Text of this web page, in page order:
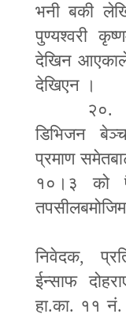
भनी बकी
पुण्यश्वरी
देखिन आएकाले
देखिएन ।
२०.
डिभिजन
प्रमाण
१०।३ को
निवेदक,
ईन्साफ
हा.का. ११